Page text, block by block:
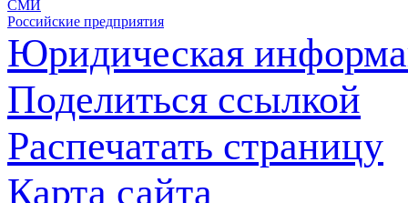
СМИ
Российские предприятия
Юридическая
Поделиться ссылкой
Распечатать страницу
Карта сайта